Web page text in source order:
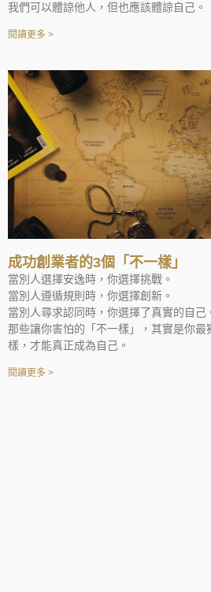
我們可以體諒他人，但也應該體諒自己。
閱讀更多 >
成功創業者的3個「不一樣」
當別人選擇安逸時，你選擇挑戰。
當別人遵循規則時，你選擇創新。
當別人尋求認同時，你選擇了真實的自己
那些讓你害怕的「不一樣」，其實是你
樣，才能真正成為自己。
閱讀更多 >